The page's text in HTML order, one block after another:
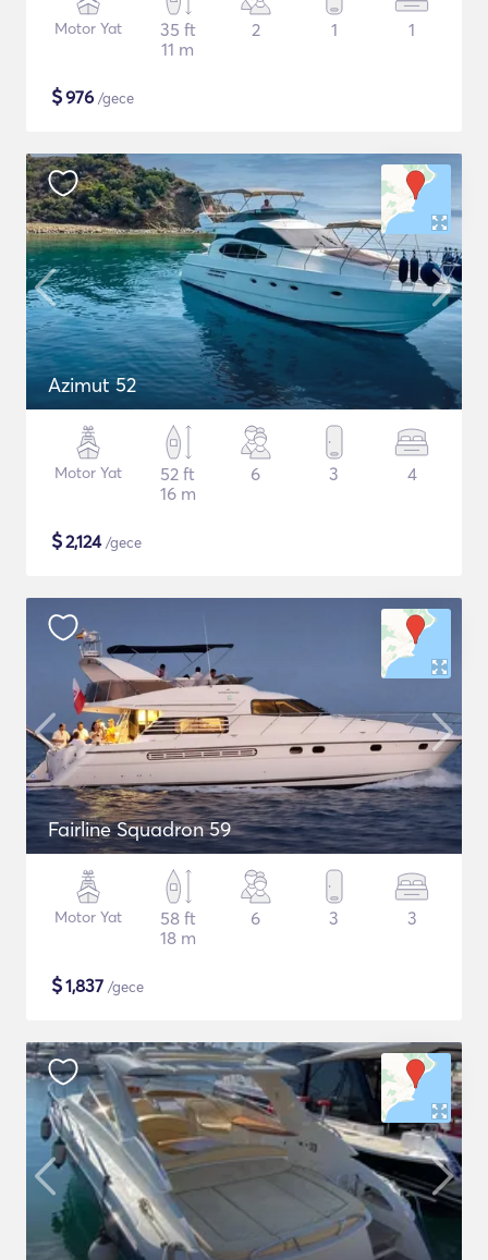
Motor Yat
35 ft
11 m
2 1 1
$976 /gece
Azimut 52
Motor Yat
52 ft
16 m
6 3 4
$2,124/gece
Fairline Squadron 59
Motor Yat
58 ft
18 m
6 3 3
$1,837 /gece